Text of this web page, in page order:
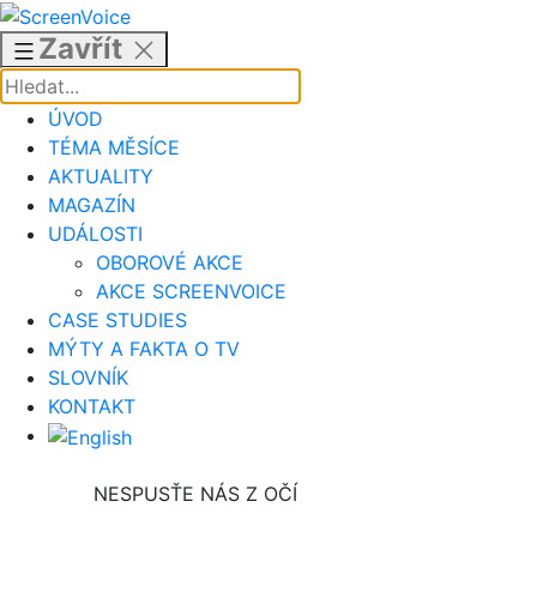
Přejít
obsahu
Zavřít
ÚVOD
TÉMA MĚSÍCE
AKTUALITY
MAGAZÍN
UDÁLOSTI
OBOROVÉ AKCE
AKCE SCREENVOICE
CASE STUDIES
MÝTY A FAKTA O TV
SLOVNÍK
KONTAKT
NESPUSŤE NÁS Z OČÍ